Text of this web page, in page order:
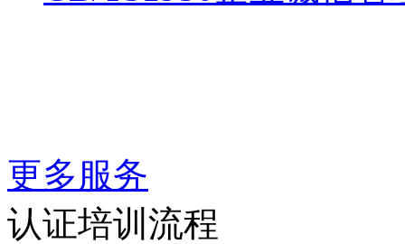
更多服务
认证培训流程